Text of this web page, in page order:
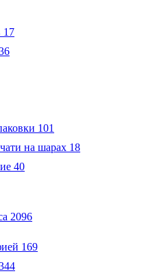
17
101
на шарах 18
40
2096
169